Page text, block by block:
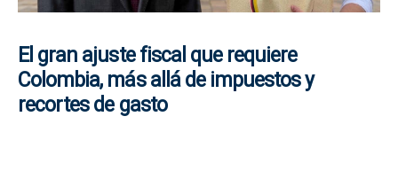
El gran ajuste fiscal que requiere
Colombia, más allá de impuestos y
recortes de gasto